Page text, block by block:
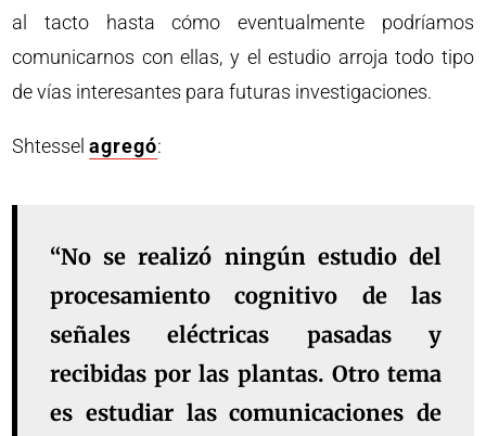
al tacto hasta cómo eventualmente podríamos
comunicarnos con ellas, y el estudio arroja todo tipo
de vías interesantes para futuras investigaciones.
Shtesselagregó:
“No se realizó ningún estudio del
procesamiento cognitivo de las
señales eléctricas pasadas y
recibidas por las plantas. Otro tema
es estudiar las comunicaciones de